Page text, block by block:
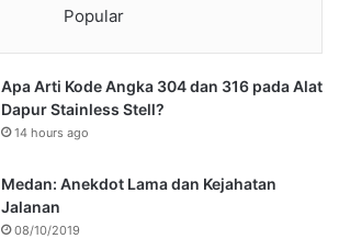
Popular
Apa Arti Kode Angka 304 dan 316 pada Alat
Dapur Stainless Stell?
14 hours ago
Medan: Anekdot Lama dan Kejahatan
Jalanan
08/10/2019